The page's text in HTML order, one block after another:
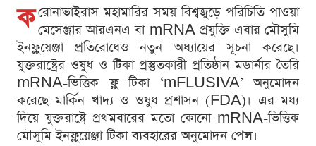
ক রোনাভাইরাস মহামারির সময় বিশ্বজুড়ে পরিচিতি পাওয়া
মেসেঞ্জার আরএনএ বা mRNA প্রযুক্তি এবার মৌসুমি
ইনফ্লুয়েঞ্জা প্রতিরোধেও নতুন অধ্যায়ের সূচনা করেছে।
যুক্তরাষ্ট্রের ওষুধ ও টিকা প্রস্তুতকারী প্রতিষ্ঠান মডার্নার তৈরি
mRNA-ভিত্তিক ফ্লু টিকা ‘mFLUSIVA’ অনুমোদন
করেছে মার্কিন খাদ্য ও ওষুধ প্রশাসন (FDA)। এর মধ্য
দিয়ে যুক্তরাষ্ট্রে প্রথমবারের মতো কোনো mRNA-ভিত্তিক
মৌসুমি ইনফ্লুয়েঞ্জা টিকা ব্যবহারের অনুমোদন পেল।